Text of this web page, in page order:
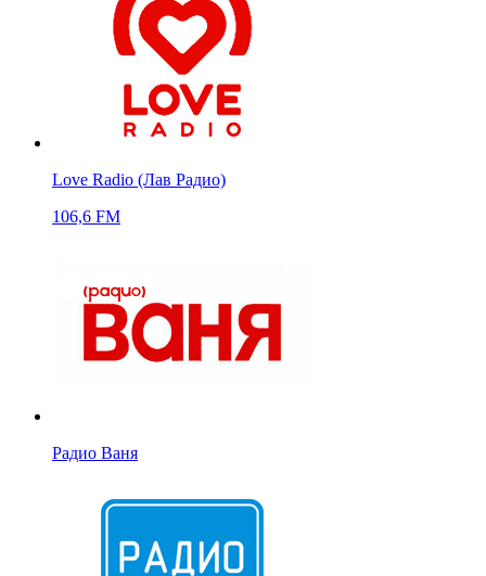
Love Radio (Лав Радио)
106,6 FM
Радио Ваня